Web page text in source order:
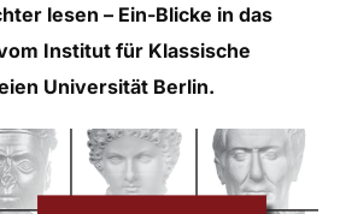
lesen – Ein-Blicke in das
Institut für Klassische
Universität Berlin.